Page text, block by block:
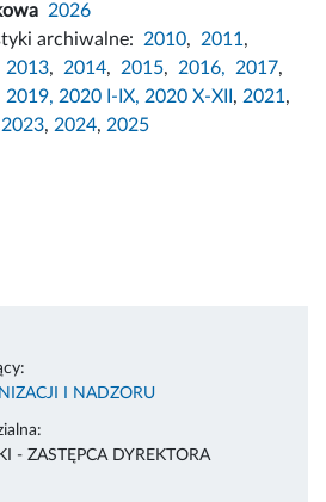
2026
archiwalne: 2010, 2011,
2013, 2014, 2015, 2016, 2017,
2019, 2020 I-IX, 2020 X-XII , 2021,
2023, 2024, 2025
I NADZORU
- ZASTĘPCA DYREKTORA